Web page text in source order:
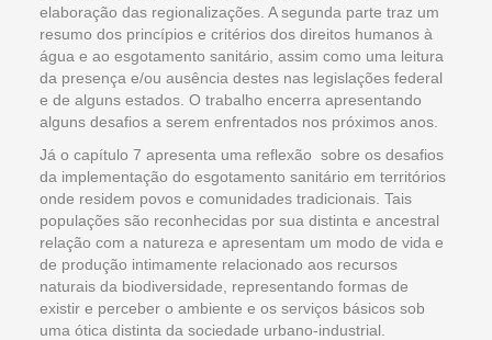
elaboração das regionalizações. A segunda parte traz um
resumo dos princípios e critérios dos direitos humanos à
água e ao esgotamento sanitário, assim como uma leitura
da presença e/ou ausência destes nas legislações federal
e de alguns estados. O trabalho encerra apresentando
alguns desafios a serem enfrentados nos próximos anos.
Já o capítulo 7 apresenta uma reflexão sobre os desafios
da implementação do esgotamento sanitário em territórios
onde residem povos e comunidades tradicionais. Tais
populações são reconhecidas por sua distinta e ancestral
relação com a natureza e apresentam um modo de vida e
de produção intimamente relacionado aos recursos
naturais da biodiversidade, representando formas de
existir e perceber o ambiente e os serviços básicos sob
uma ótica distinta da sociedade urbano-industrial.